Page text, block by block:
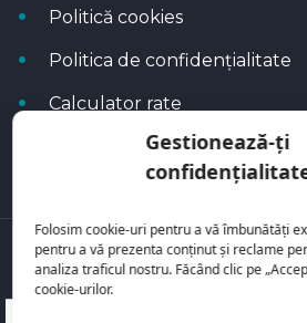
Gestionează-ți
Folosim cookie-uri pentru a vă îmbunătăți
pentru a vă prezenta conținut și reclame
analiza traficul nostru. Făcând clic pe
cookie-urilor.
Politică cookies
Politica de confidențialitate
Calculator rate
Blog Autoflux
Toate mașinile se regăsesc